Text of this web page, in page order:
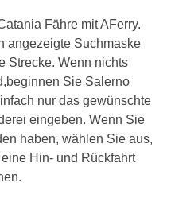
Fähre mit AFerry.
angezeigte Suchmaske
Strecke. Wenn nichts
Sie Salerno
nur das gewünschte
eingeben. Wenn Sie
haben, wählen Sie aus,
Hin- und Rückfahrt